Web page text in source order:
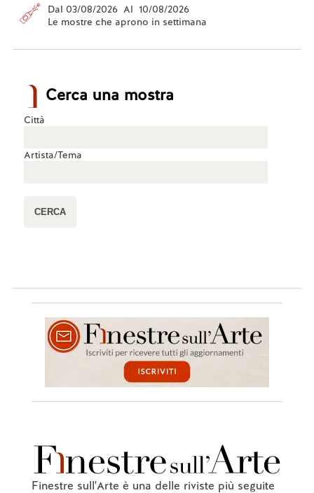
Dal 03/08/2026 Al 10/08/2026
Le mostre che aprono in settimana
Cerca una mostra
Città
Artista/Tema
Finestre sull'Arte è una delle riviste più seguite